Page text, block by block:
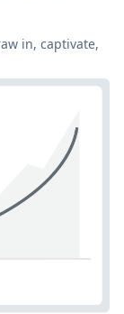
in, captivate,